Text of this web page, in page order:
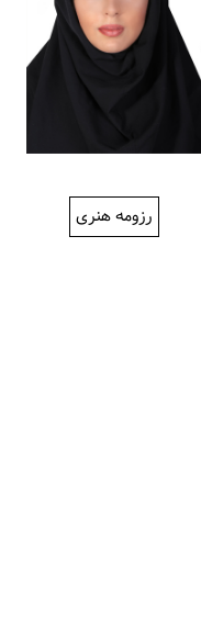
رزومه هنری